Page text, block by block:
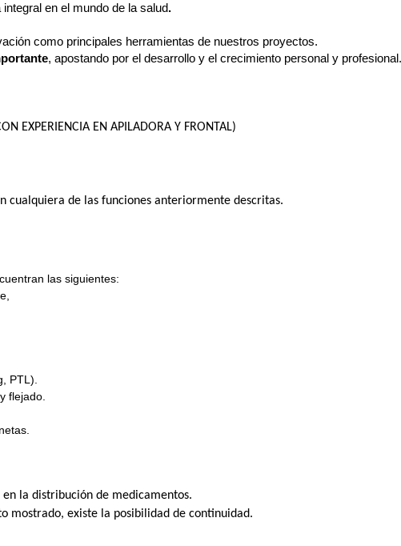
en el mundo de la salud.
como principales herramientas de nuestros proyectos.
, apostando por el desarrollo y el crecimiento personal y profesional.
EN APILADORA Y FRONTAL)
cualquiera de las funciones anteriormente descritas.
las siguientes:
PTL).
flejado.
la distribución de medicamentos.
mostrado, existe la posibilidad de continuidad.